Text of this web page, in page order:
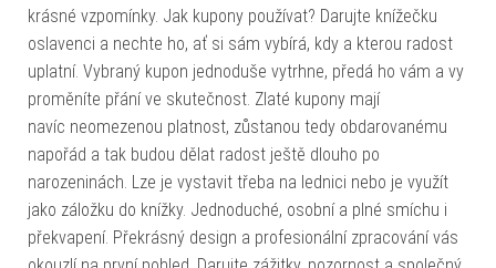
krásné vzpomínky. Jak kupony používat? Darujte knížečku
oslavenci a nechte ho, ať si sám vybírá, kdy a kterou radost
uplatní. Vybraný kupon jednoduše vytrhne, předá ho vám a vy
proměníte přání ve skutečnost. Zlaté kupony mají
navíc neomezenou platnost, zůstanou tedy obdarovanému
napořád a tak budou dělat radost ještě dlouho po
narozeninách. Lze je vystavit třeba na lednici nebo je využít
jako záložku do knížky. Jednoduché, osobní a plné smíchu i
překvapení. Překrásný design a profesionální zpracování vás